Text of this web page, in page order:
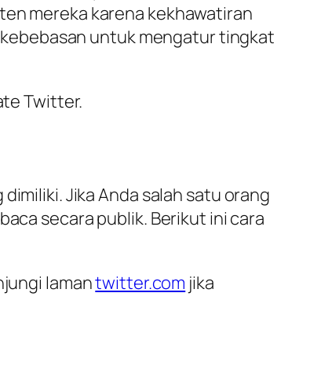
mereka karena kekhawatiran
untuk mengatur tingkat
Twitter.
Jika Anda salah satu orang
secara publik. Berikut ini cara
lamantwitter.com jika